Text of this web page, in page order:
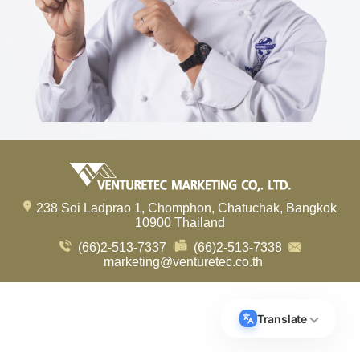
Translate
Select Language
238 Soi Ladprao 1, Chomphon, Chatuchak, Bangkok
10900 Thailand
(66)2-513-7337
(66)2-513-7338
marketing@venturetec.co.th